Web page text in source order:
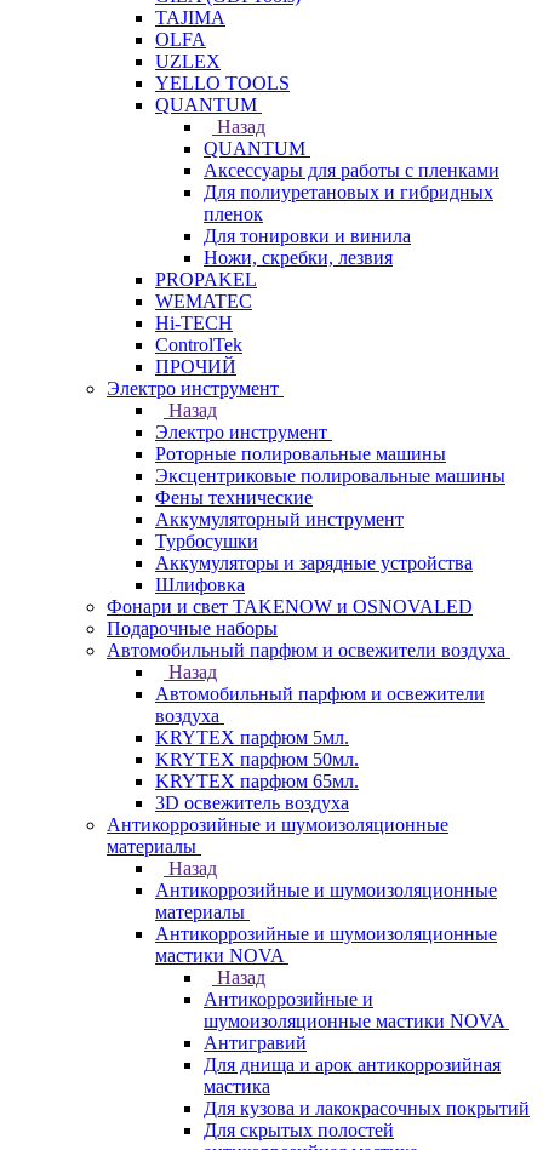
TAJIMA
OLFA
UZLEX
YELLO TOOLS
QUANTUM
Назад
QUANTUM
Аксессуары для работы с пленками
Для полиуретановых и гибридных
пленок
Для тонировки и винила
Ножи, скребки, лезвия
PROPAKEL
WEMATEC
Hi-TECH
ControlTek
ПРОЧИЙ
Электро инструмент
Назад
Электро инструмент
Роторные полировальные машины
Эксцентриковые полировальные машины
Фены технические
Аккумуляторный инструмент
Турбосушки
Аккумуляторы и зарядные устройства
Шлифовка
Фонари и свет TAKENOW и OSNOVALED
Подарочные наборы
Автомобильный парфюм и освежители воздуха
Назад
Автомобильный парфюм и освежители
воздуха
KRYTEX парфюм 5мл.
KRYTEX парфюм 50мл.
KRYTEX парфюм 65мл.
3D освежитель воздуха
Антикоррозийные и шумоизоляционные
материалы
Назад
Антикоррозийные и шумоизоляционные
материалы
Антикоррозийные и шумоизоляционные
мастики NOVA
Назад
Антикоррозийные и
шумоизоляционные мастики NOVA
Антигравий
Для днища и арок антикоррозийная
мастика
Для кузова и лакокрасочных покрытий
Для скрытых полостей